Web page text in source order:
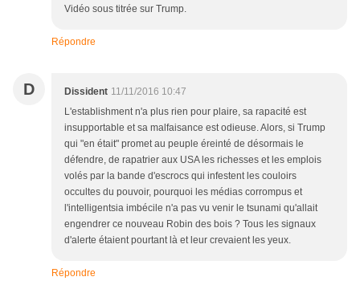
Vidéo sous titrée sur Trump.
Répondre
D Dissident 11/11/2016 10:47
L'establishment n'a plus rien pour plaire, sa rapacité est
insupportable et sa malfaisance est odieuse. Alors, si Trump
qui "en était" promet au peuple éreinté de désormais le
défendre, de rapatrier aux USA les richesses et les emplois
volés par la bande d'escrocs qui infestent les couloirs
occultes du pouvoir, pourquoi les médias corrompus et
l'intelligentsia imbécile n'a pas vu venir le tsunami qu'allait
engendrer ce nouveau Robin des bois ? Tous les signaux
d'alerte étaient pourtant là et leur crevaient les yeux.
Répondre